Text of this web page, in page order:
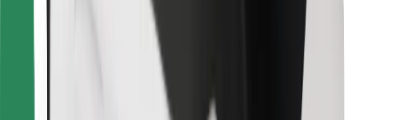
Dapatkan perjalanan dalam beberapa minit!
Muat turun aplikasi Bolt
Cari makanan kegemaran anda!